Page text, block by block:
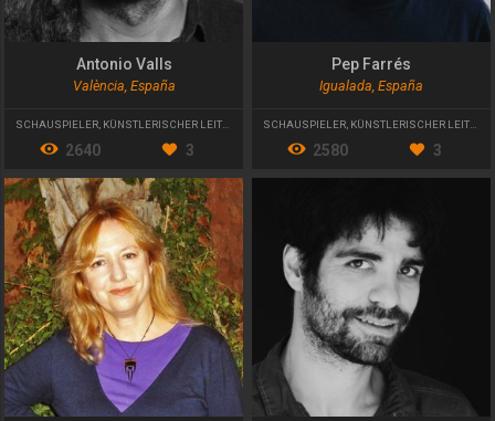
Antonio Valls
València, España
SCHAUSPIELER, KÜNSTLERISCHER LEITER LEHRER
2640 3
Pep Farrés
Igualada, España
SCHAUSPIELER, KÜNSTLERISCHER LEITER
2580 3